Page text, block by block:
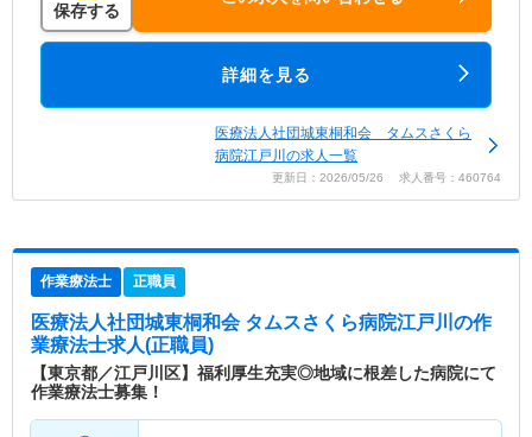
保存する
詳細を見る
医療法人社団城東桐和会 タムスさくら
病院江戸川の求人一覧
更新日：2026/05/26 求人番号：460764
作業療法士 正職員
医療法人社団城東桐和会 タムスさくら病院江戸川 の作
業療法士求人(正職員)
【東京都／江戸川区】福利厚生充実◎地域に根差した病院にて
作業療法士募集！